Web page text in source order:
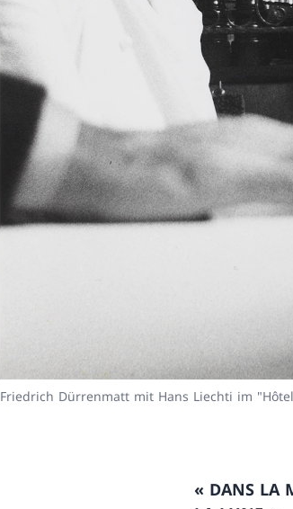
Friedrich Dürrenmatt mit Hans Liechti im
« DANS LA